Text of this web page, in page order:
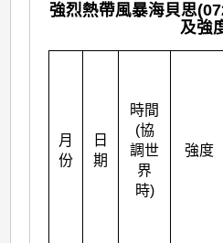
強烈熱帶風暴海貝思
及強
月
份
日
期
時間
(協
調世
界
時)
強度